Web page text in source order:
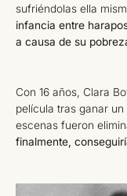
sufriéndolas ella
infancia entre
a causa de su
Con 16 años, Clara
película tras ganar
escenas fueron
finalmente,